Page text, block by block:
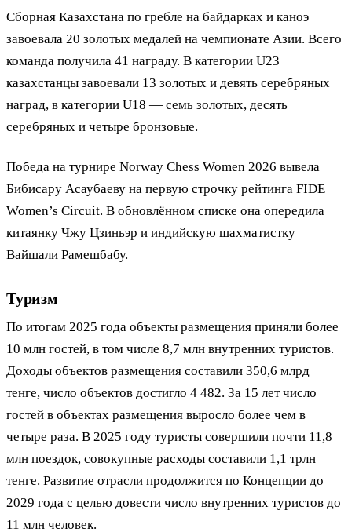
Сборная Казахстана по гребле на байдарках и каноэ
завоевала 20 золотых медалей на чемпионате Азии. Всего
команда получила 41 награду. В категории U23
казахстанцы завоевали 13 золотых и девять серебряных
наград, в категории U18 — семь золотых, десять
серебряных и четыре бронзовые.
Победа на турнире Norway Chess Women 2026 вывела
Бибисару Асаубаеву на первую строчку рейтинга FIDE
Women’s Circuit. В обновлённом списке она опередила
китаянку Чжу Цзиньэр и индийскую шахматистку
Вайшали Рамешбабу.
Туризм
По итогам 2025 года объекты размещения приняли более
10 млн гостей, в том числе 8,7 млн внутренних туристов.
Доходы объектов размещения составили 350,6 млрд
тенге, число объектов достигло 4 482. За 15 лет число
гостей в объектах размещения выросло более чем в
четыре раза. В 2025 году туристы совершили почти 11,8
млн поездок, совокупные расходы составили 1,1 трлн
тенге. Развитие отрасли продолжится по Концепции до
2029 года с целью довести число внутренних туристов до
11 млн человек.